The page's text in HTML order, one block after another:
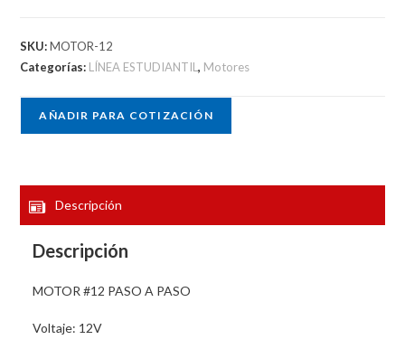
SKU:MOTOR-12
Categorías: LÍNEA ESTUDIANTIL, Motores
AÑADIR PARA COTIZACIÓN
Descripción
Descripción
MOTOR #12 PASO A PASO
Voltaje: 12V